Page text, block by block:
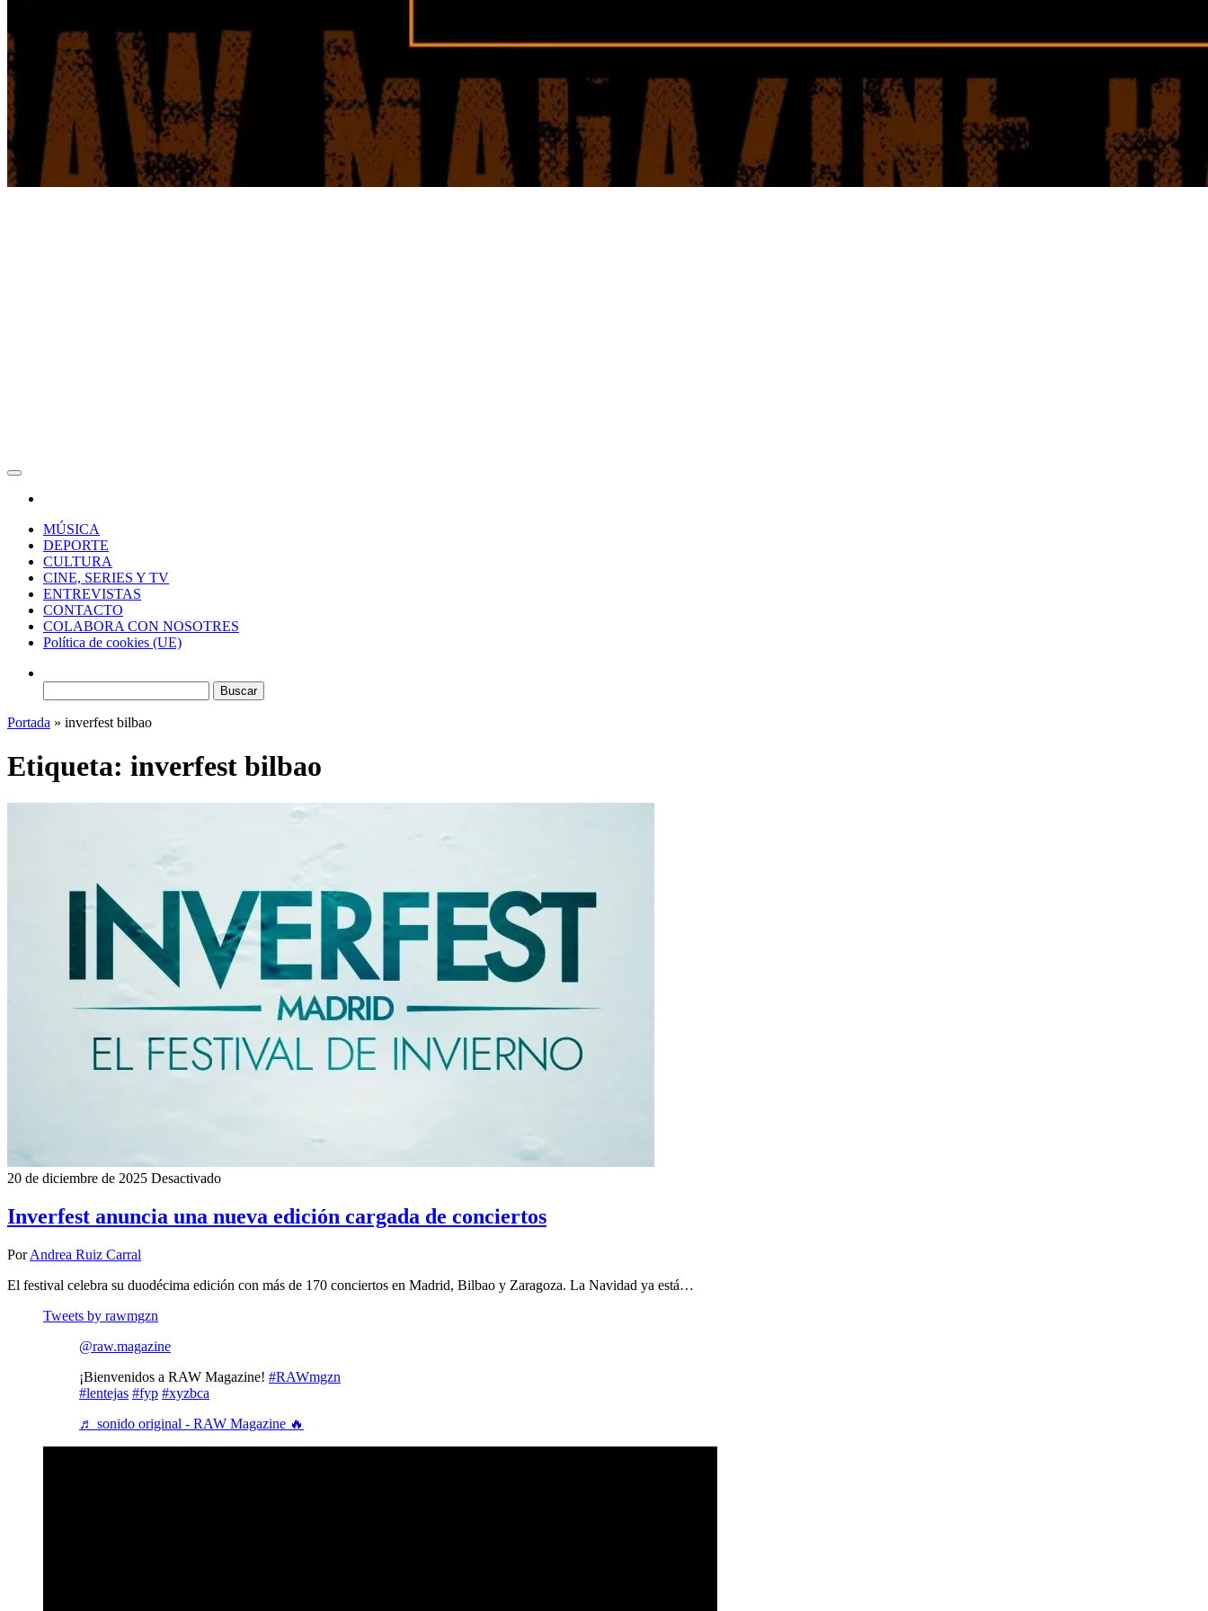
MÚSICA
DEPORTE
CULTURA
CINE, SERIES Y TV
ENTREVISTAS
CONTACTO
COLABORA CON NOSOTRES
Política de cookies (UE)
Portada » inverfest bilbao
Etiqueta: inverfest bilbao
20 de diciembre de 2025 Desactivado
Inverfest anuncia una nueva edición cargada de conciertos
Por Andrea Ruiz Carral
El festival celebra su duodécima edición con más de 170 conciertos en Madrid, Bilbao y Zaragoza. La Navidad ya está…
Tweets by rawmgzn
@raw.magazine
¡Bienvenidos a RAW Magazine! #RAWmgzn
#lentejas #fyp #xyzbca
♬ sonido original - RAW Magazine 🔥